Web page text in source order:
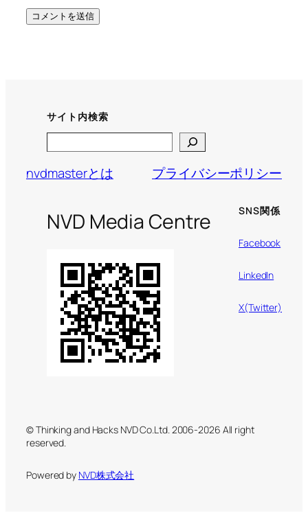
サイト内検索
nvdmasterとは
プライバシーポリシー
NVD Media Centre SNS関係
Facebook
LinkedIn
X(Twitter)
© Thinking and Hacks NVD Co.Ltd. 2006-2026 All right
reserved.
Powered by NVD株式会社